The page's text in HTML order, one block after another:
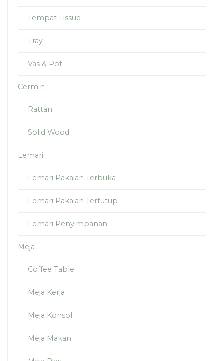
Tempat Tissue
Tray
Vas & Pot
Cermin
Rattan
Solid Wood
Lemari
Lemari Pakaian Terbuka
Lemari Pakaian Tertutup
Lemari Penyimpanan
Meja
Coffee Table
Meja Kerja
Meja Konsol
Meja Makan